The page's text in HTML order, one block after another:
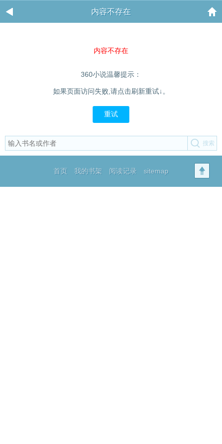
内容不存在
内容不存在
360小说温馨提示：
如果页面访问失败,请点击刷新重试↓。
重试
首页 我的书架 阅读记录 sitemap